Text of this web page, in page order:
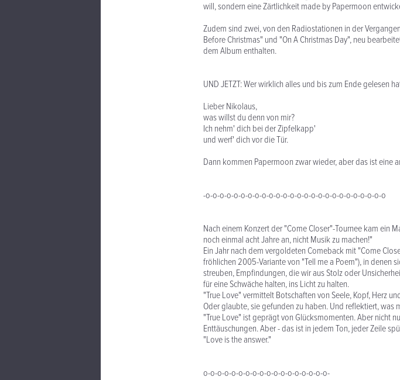
will, sondern eine Zärtlichkeit made by Papermoon
Zudem sind zwei, von den Radiostationen in der
Before Christmas" und "On A Christmas Day", neu
dem Album enthalten.
UND JETZT: Wer wirklich alles und bis zum Ende gelesen
Lieber Nikolaus,
was willst du denn von mir?
Ich nehm' dich bei der Zipfelkapp'
und werf' dich vor die Tür.
Dann kommen Papermoon zwar wieder, aber das ist eine
-o-o-o-o-o-o-o-o-o-o-o-o-o-o-o-o-o-o-o-o-o-o-o-o-o-o
Nach einem Konzert der "Come Closer"-Tournee kam ein
noch einmal acht Jahre an, nicht Musik zu machen!"
Ein Jahr nach dem vergoldeten Comeback mit "Come
fröhlichen 2005-Variante von "Tell me a Poem"), in denen
streuben, Empfindungen, die wir aus Stolz oder
für eine Schwäche halten, ins Licht zu halten.
"True Love" vermittelt Botschaften von Seele, Kopf, Herz
Oder glaubte, sie gefunden zu haben. Und reflektiert, was
"True Love" ist geprägt von Glücksmomenten. Aber nicht
Enttäuschungen. Aber - das ist in jedem Ton, jeder Zeile
"Love is the answer."
o-o-o-o-o-o-o-o-o-o-o-o-o-o-o-o-o-o-